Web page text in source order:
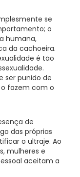
se
o
humana,
da cachoeira.
é tão
ser punido de
fazem com o
de
das próprias
o ultraje. Ao
mulheres e
aceitam a